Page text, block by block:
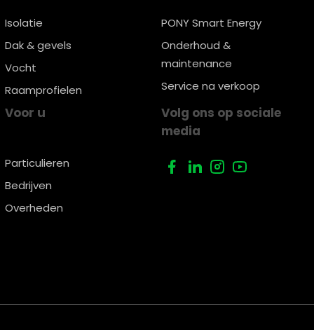
Isolatie
Dak & gevels
Vocht
Raamprofielen
PONY Smart Energy
Onderhoud &
maintenance
Service na verkoop
Voor u
Particulieren
Bedrijven
Overheden
Volg ons op sociale
media